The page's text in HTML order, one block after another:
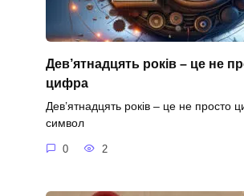
Дев’ятнадцять років – це не
цифра
Дев’ятнадцять років – це не просто
символ
0 2